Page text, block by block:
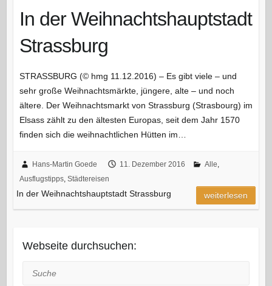
In der Weihnachtshauptstadt
Strassburg
STRASSBURG (© hmg 11.12.2016) – Es gibt viele – und
sehr große Weihnachtsmärkte, jüngere, alte – und noch
ältere. Der Weihnachtsmarkt von Strassburg (Strasbourg) im
Elsass zählt zu den ältesten Europas, seit dem Jahr 1570
finden sich die weihnachtlichen Hütten im…
Hans-Martin Goede 11. Dezember 2016 Alle
Ausflugstipps, Städtereisen
In der Weihnachtshauptstadt Strassburg weiterlesen
Webseite durchsuchen:
Suche